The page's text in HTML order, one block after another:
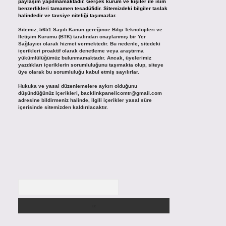
paylaşım yapılmamaktadır. Gerçek kurum ve kişiler ile isim
benzerlikleri tamamen tesadüfidir. Sitemizdeki bilgiler taslak
halindedir ve tavsiye niteliği taşımazlar.
Sitemiz, 5651 Sayılı Kanun gereğince Bilgi Teknolojileri ve
İletişim Kurumu (BTK) tarafından onaylanmış bir Yer
Sağlayıcı olarak hizmet vermektedir. Bu nedenle, sitedeki
içerikleri proaktif olarak denetleme veya araştırma
yükümlülüğümüz bulunmamaktadır. Ancak, üyelerimiz
yazdıkları içeriklerin sorumluluğunu taşımakta olup, siteye
üye olarak bu sorumluluğu kabul etmiş sayılırlar.
Hukuka ve yasal düzenlemelere aykırı olduğunu
düşündüğünüz içerikleri, backlinkpanelicomtr@gmail.com
adresine bildirmeniz halinde, ilgili içerikler yasal süre
içerisinde sitemizden kaldırılacaktır.